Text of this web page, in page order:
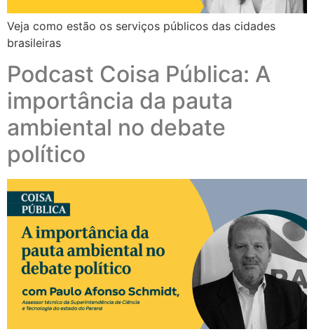
Veja como estão os serviços públicos das cidades
brasileiras
Podcast Coisa Pública: A
importância da pauta
ambiental no debate
político